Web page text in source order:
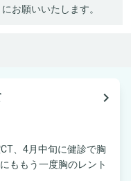
お願いいたします。
navigate_next
、4月中旬に健診で胸
ももう一度胸のレント